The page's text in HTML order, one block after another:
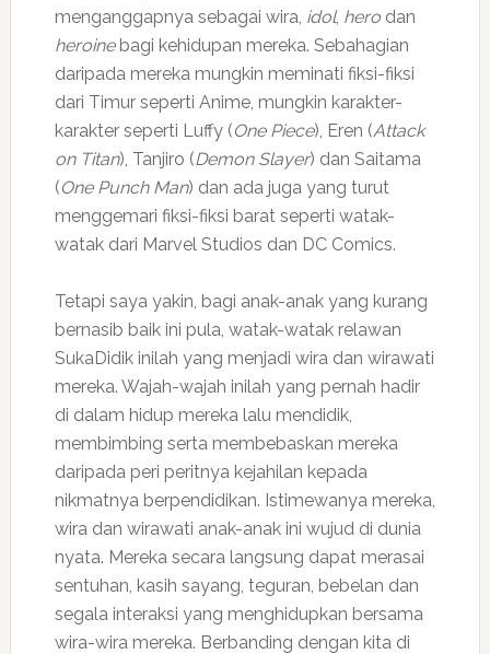
menganggapnya sebagai wira, idol, herodan
heroinebagi kehidupan mereka. Sebahagian
daripada mereka mungkin meminati fiksi-fiksi
dari Timur seperti Anime, mungkin karakter-
karakter seperti Luffy (One Piece), Eren (Attack
on Titan), Tanjiro (Demon Slayer) dan Saitama
(One Punch Man) dan ada juga yang turut
menggemari fiksi-fiksi barat seperti watak-
watak dari Marvel Studios dan DC Comics.
Tetapi saya yakin, bagi anak-anak yang kurang
bernasib baik ini pula, watak-watak relawan
SukaDidik inilah yang menjadi wira dan wirawati
mereka. Wajah-wajah inilah yang pernah hadir
di dalam hidup mereka lalu mendidik,
membimbing serta membebaskan mereka
daripada peri peritnya kejahilan kepada
nikmatnya berpendidikan. Istimewanya mereka,
wira dan wirawati anak-anak ini wujud di dunia
nyata. Mereka secara langsung dapat merasai
sentuhan, kasih sayang, teguran, bebelan dan
segala interaksi yang menghidupkan bersama
wira-wira mereka. Berbanding dengan kita di